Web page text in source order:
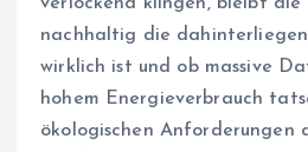
verlockend klingen, bleibt
nachhaltig die
wirklich ist und ob massive
hohem Energieverbrauch
ökologischen Anforderungen